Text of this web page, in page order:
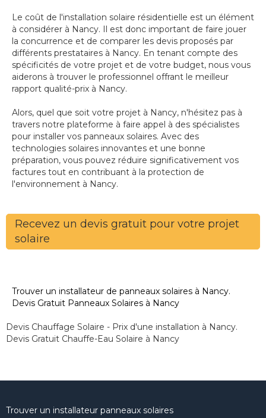
Le coût de l'installation solaire résidentielle est un élément
à considérer à Nancy. Il est donc important de faire jouer
la concurrence et de comparer les devis proposés par
différents prestataires à Nancy. En tenant compte des
spécificités de votre projet et de votre budget, nous vous
aiderons à trouver le professionnel offrant le meilleur
rapport qualité-prix à Nancy.
Alors, quel que soit votre projet à Nancy, n'hésitez pas à
travers notre plateforme à faire appel à des spécialistes
pour installer vos panneaux solaires. Avec des
technologies solaires innovantes et une bonne
préparation, vous pouvez réduire significativement vos
factures tout en contribuant à la protection de
l'environnement à Nancy.
Recevez un devis gratuit pour votre projet
solaire
Trouver un installateur de panneaux solaires à Nancy.
Devis Gratuit Panneaux Solaires à Nancy
Devis Chauffage Solaire - Prix d'une installation à Nancy.
Devis Gratuit Chauffe-Eau Solaire à Nancy
Trouver un installateur panneaux solaires